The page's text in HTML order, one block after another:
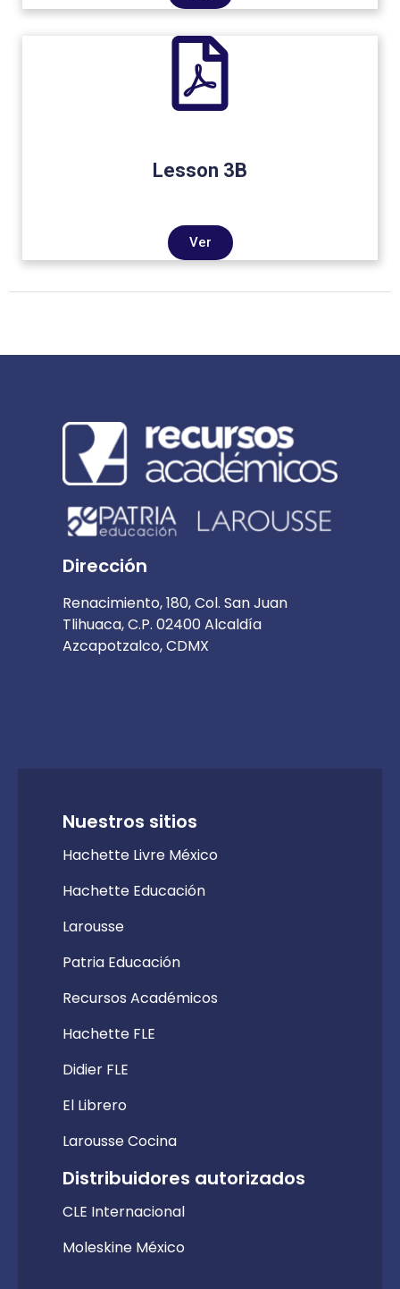
Lesson 3B
Ver
Dirección
Renacimiento, 180, Col. San Juan
Tlihuaca, C.P. 02400 Alcaldía
Azcapotzalco, CDMX
Nuestros sitios
Hachette Livre México
Hachette Educación
Larousse
Patria Educación
Recursos Académicos
Hachette FLE
Didier FLE
El Librero
Larousse Cocina
Distribuidores autorizados
CLE Internacional
Moleskine México